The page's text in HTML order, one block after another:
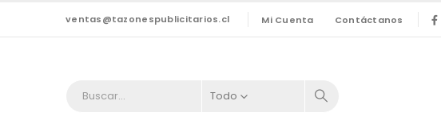
ventas@tazonespublicitarios.cl Mi Cuenta Contáctanos
Todo